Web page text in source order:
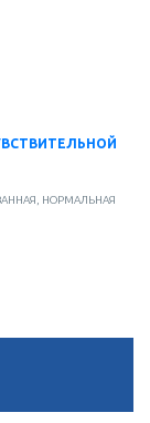
НОРМАЛЬНАЯ